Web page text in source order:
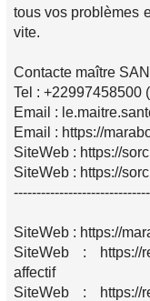
tous vos problèmes
vite.
Contacte maître
Tel : +22997458500
Email :
Email : https://
SiteWeb : https://
SiteWeb : https://
SiteWeb : https://
SiteWeb : https://
affectif
SiteWeb : https://